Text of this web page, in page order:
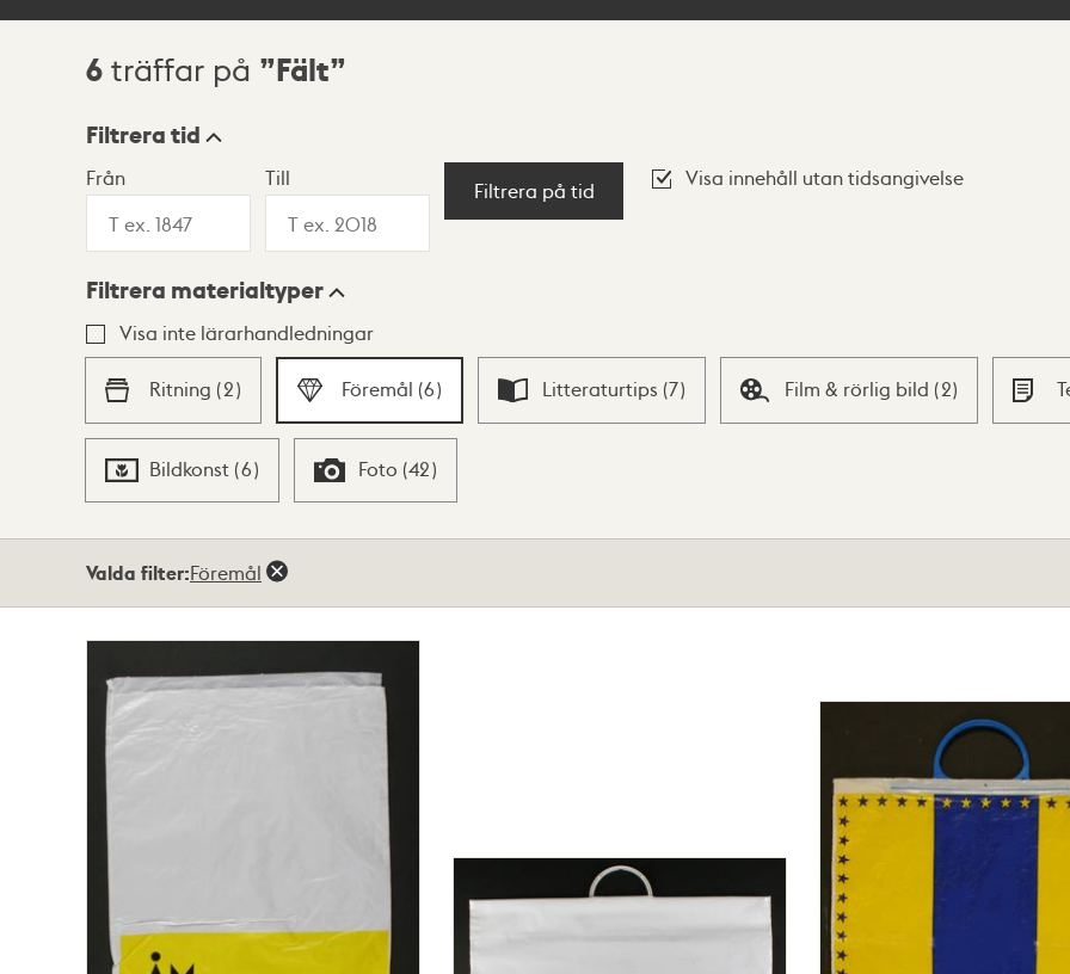
Sökresultat
6 träffar på Fält
Visningsläge
Lista Karta
Filtrera tid
Från Till
Filtrera på tid
Visa innehåll utan tidsangivelse
Filtrera materialtyper
Visa inte lärarhandledningar
Ritning (2) Föremål (6) Litteraturtips (7) Film & rörlig bild (2)
Bildkonst (6) Foto (42)
Valda filter:Föremål